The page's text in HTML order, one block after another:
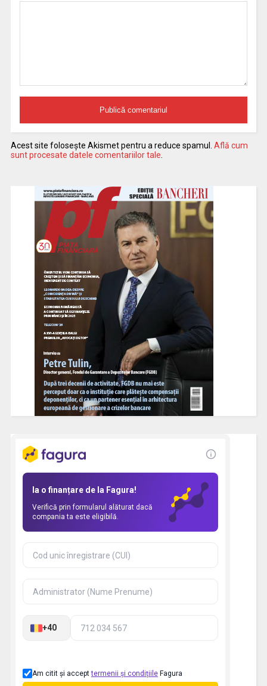
Acest site folosește Akismet pentru a reduce spamul. Află cum
sunt procesate datele comentariilor tale.